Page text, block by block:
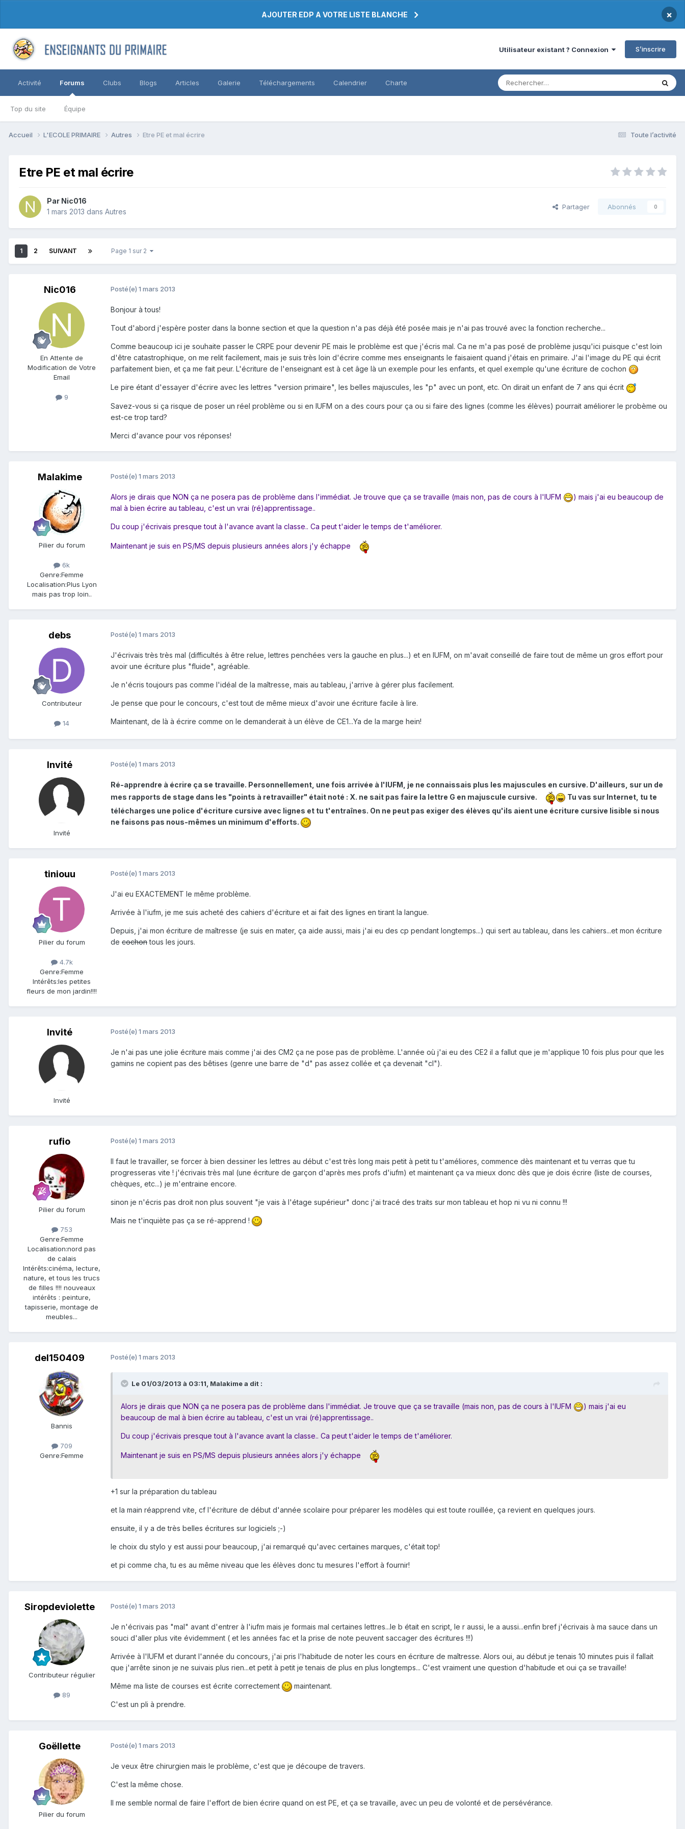
AJOUTER EDP A VOTRE LISTE BLANCHE ×
Utilisateur existant ? Connexion S’inscrire
Activité Forums
Top du site Équipe
Clubs Blogs Articles Galerie Téléchargements Calendrier Charte
Toute l’activité
Accueil L'ECOLE PRIMAIRE Autres Etre PE et mal écrire
Etre PE et mal écrire
Par Nic016
1 mars 2013 dans Autres
Partager Abonnés 0
1 2 SUIVANT Page 1 sur 2
Nic016
En Attente de
Modification de Votre
Email
9
Posté(e) 1 mars 2013
Bonjour à tous!
Tout d'abord j'espère poster dans la bonne section et que la question n'a pas déjà été posée mais je n'ai pas trouvé avec la fonction recherche...
Comme beaucoup ici je souhaite passer le CRPE pour devenir PE mais le problème est que j'écris mal. Ca ne m'a pas posé de problème jusqu'ici puisque c'est loin
d'être catastrophique, on me relit facilement, mais je suis très loin d'écrire comme mes enseignants le faisaient quand j'étais en primaire. J'ai l'image du PE qui écrit
parfaitement bien, et ça me fait peur. L'écriture de l'enseignant est à cet âge là un exemple pour les enfants, et quel exemple qu'une écriture de cochon
Le pire étant d'essayer d'écrire avec les lettres "version primaire", les belles majuscules, les "p" avec un pont, etc. On dirait un enfant de 7 ans qui écrit
Savez-vous si ça risque de poser un réel problème ou si en IUFM on a des cours pour ça ou si faire des lignes (comme les élèves) pourrait améliorer le probème ou
est-ce trop tard?
Merci d'avance pour vos réponses!
Malakime
Pilier du forum
6k
Genre:Femme
Localisation:Plus Lyon
mais pas trop loin..
Posté(e) 1 mars 2013
Alors je dirais que NON ça ne posera pas de problème dans l'immédiat. Je trouve que ça se travaille (mais non, pas de cours à l'IUFM
) mais j'ai eu beaucoup de
mal à bien écrire au tableau, c'est un vrai (ré)apprentissage..
Du coup j'écrivais presque tout à l'avance avant la classe.. Ca peut t'aider le temps de t'améliorer.
Maintenant je suis en PS/MS depuis plusieurs années alors j'y échappe
debs
Contributeur
14
Posté(e) 1 mars 2013
J'écrivais très très mal (difficultés à être relue, lettres penchées vers la gauche en plus...) et en IUFM, on m'avait conseillé de faire tout de même un gros effort pour
avoir une écriture plus "fluide", agréable.
Je n'écris toujours pas comme l'idéal de la maîtresse, mais au tableau, j'arrive à gérer plus facilement.
Je pense que pour le concours, c'est tout de même mieux d'avoir une écriture facile à lire.
Maintenant, de là à écrire comme on le demanderait à un élève de CE1...Ya de la marge hein!
Invité
Invité
Posté(e) 1 mars 2013
Ré-apprendre à écrire ça se travaille. Personnellement, une fois arrivée à l'IUFM, je ne connaissais plus les majuscules en cursive. D'ailleurs, sur un de
mes rapports de stage dans les "points à retravailler" était noté : X. ne sait pas faire la lettre G en majuscule cursive.
Tu vas sur Internet, tu te
télécharges une police d'écriture cursive avec lignes et tu t'entraînes. On ne peut pas exiger des élèves qu'ils aient une écriture cursive lisible si nous
ne faisons pas nous-mêmes un minimum d'efforts.
tiniouu
Pilier du forum
4.7k
Genre:Femme
Intérêts:les petites
fleurs de mon jardin!!!!
Posté(e) 1 mars 2013
J'ai eu EXACTEMENT le même problème.
Arrivée à l'iufm, je me suis acheté des cahiers d'écriture et ai fait des lignes en tirant la langue.
Depuis, j'ai mon écriture de maîtresse (je suis en mater, ça aide aussi, mais j'ai eu des cp pendant longtemps...) qui sert au tableau, dans les cahiers...et mon écriture
de cochontous les jours.
Invité
Invité
Posté(e) 1 mars 2013
Je n'ai pas une jolie écriture mais comme j'ai des CM2 ça ne pose pas de problème. L'année où j'ai eu des CE2 il a fallut que je m'applique 10 fois plus pour que les
gamins ne copient pas des bêtises (genre une barre de "d" pas assez collée et ça devenait "cl").
rufio
Pilier du forum
753
Genre:Femme
Localisation:nord pas
de calais
Intérêts:cinéma, lecture,
nature, et tous les trucs
de filles !!!! nouveaux
intérêts : peinture,
tapisserie, montage de
meubles...
Posté(e) 1 mars 2013
Il faut le travailler, se forcer à bien dessiner les lettres au début c'est très long mais petit à petit tu t'améliores, commence dès maintenant et tu verras que tu
progresseras vite ! j'écrivais très mal (une écriture de garçon d'après mes profs d'iufm) et maintenant ça va mieux donc dès que je dois écrire (liste de courses,
chèques, etc...) je m'entraine encore.
sinon je n'écris pas droit non plus souvent "je vais à l'étage supérieur" donc j'ai tracé des traits sur mon tableau et hop ni vu ni connu !!!
Mais ne t'inquiète pas ça se ré-apprend !
del150409
Bannis
709
Genre:Femme
Posté(e) 1 mars 2013
Le 01/03/2013 à 03:11, Malakime a dit :
Alors je dirais que NON ça ne posera pas de problème dans l'immédiat. Je trouve que ça se travaille (mais non, pas de cours à l'IUFM
) mais j'ai eu
beaucoup de mal à bien écrire au tableau, c'est un vrai (ré)apprentissage..
Du coup j'écrivais presque tout à l'avance avant la classe.. Ca peut t'aider le temps de t'améliorer.
Maintenant je suis en PS/MS depuis plusieurs années alors j'y échappe
+1 sur la préparation du tableau
et la main réapprend vite, cf l'écriture de début d'année scolaire pour préparer les modèles qui est toute rouillée, ça revient en quelques jours.
ensuite, il y a de très belles écritures sur logiciels ;-)
le choix du stylo y est aussi pour beaucoup, j'ai remarqué qu'avec certaines marques, c'était top!
et pi comme cha, tu es au même niveau que les élèves donc tu mesures l'effort à fournir!
Siropdeviolette
Contributeur régulier
89
Posté(e) 1 mars 2013
Je n'écrivais pas "mal" avant d'entrer à l'iufm mais je formais mal certaines lettres...le b était en script, le r aussi, le a aussi...enfin bref j'écrivais à ma sauce dans un
souci d'aller plus vite évidemment ( et les années fac et la prise de note peuvent saccager des écritures !!!)
Arrivée à l'IUFM et durant l'année du concours, j'ai pris l'habitude de noter les cours en écriture de maîtresse. Alors oui, au début je tenais 10 minutes puis il fallait
que j'arrête sinon je ne suivais plus rien...et petit à petit je tenais de plus en plus longtemps... C'est vraiment une question d'habitude et oui ça se travaille!
Même ma liste de courses est écrite correctement maintenant.
C'est un pli à prendre.
Goëllette
Pilier du forum
Posté(e) 1 mars 2013
Je veux être chirurgien mais le problème, c'est que je découpe de travers.
C'est la même chose.
Il me semble normal de faire l'effort de bien écrire quand on est PE, et ça se travaille, avec un peu de volonté et de persévérance.